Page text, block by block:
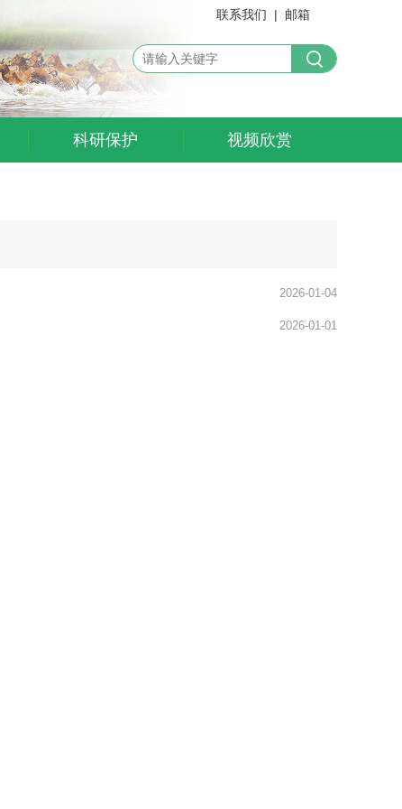
联系我们 | 邮箱
科研保护 视频欣赏
2026-01-04
2026-01-01